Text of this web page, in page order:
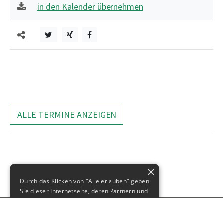
in den Kalender übernehmen
ALLE TERMINE ANZEIGEN
×
Durch das Klicken von "Alle erlauben" geben
Sie dieser Internetseite, deren Partnern und